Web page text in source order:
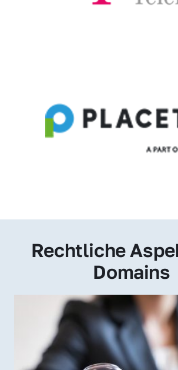
Rechtliche
Domains